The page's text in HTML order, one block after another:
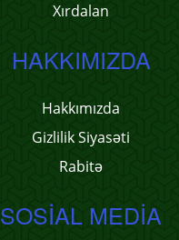
Xırdalan
HAKKIMIZDA
Hakkımızda
Gizlilik Siyasəti
Rabitə
SOSIAL MEDIA